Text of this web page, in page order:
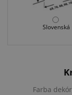
Slovenská
Farba